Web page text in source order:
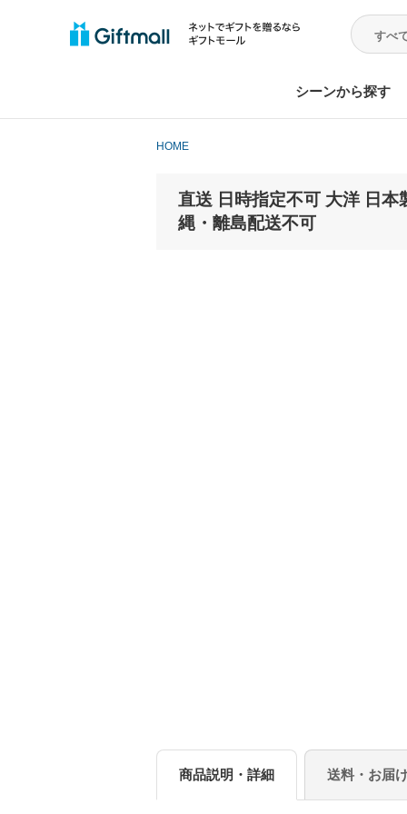
シーンから探す
HOME
直送 日時指定不可 大洋 日
縄・離島配送不可
商品説明・詳細 送料・お届